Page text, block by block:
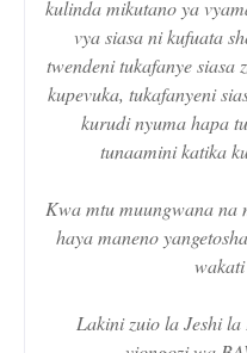
kulinda mikutano ya
vya siasa ni kufuata
twendeni tukafanye siasa
kupevuka, tukafanyeni
kurudi nyuma hapa
tunaamini katika
Kwa mtu muungwana na
haya maneno
Lakini zuio la Jeshi